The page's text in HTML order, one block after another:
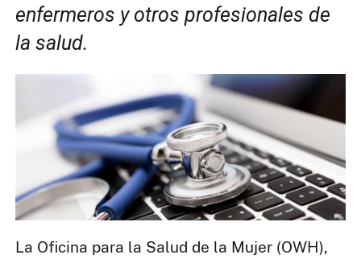
enfermeros y otros profesionales de
la salud.
La Oficina para la Salud de la Mujer (OWH),